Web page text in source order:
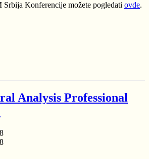
Konferencije možete pogledati ovde.
Analysis Professional